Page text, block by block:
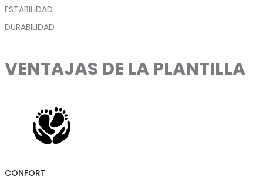
ESTABILIDAD
DURABILIDAD
VENTAJAS DE LA PLANTILLA
CONFORT